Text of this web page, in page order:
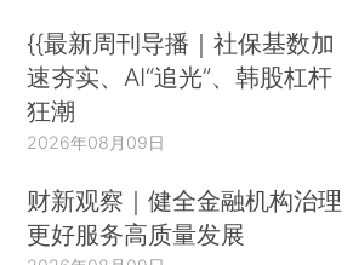
{{最新周刊导播｜社保基数加
速夯实、AI“追光”、韩股杠杆
狂潮
2026年08月09日
财新观察｜健全金融机构治理
更好服务高质量发展